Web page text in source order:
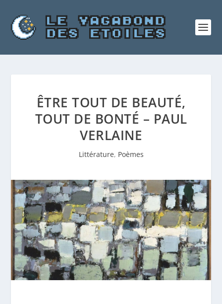
ÊTRE TOUT DE BEAUTÉ,
TOUT DE BONTÉ – PAUL
VERLAINE
Littérature, Poèmes